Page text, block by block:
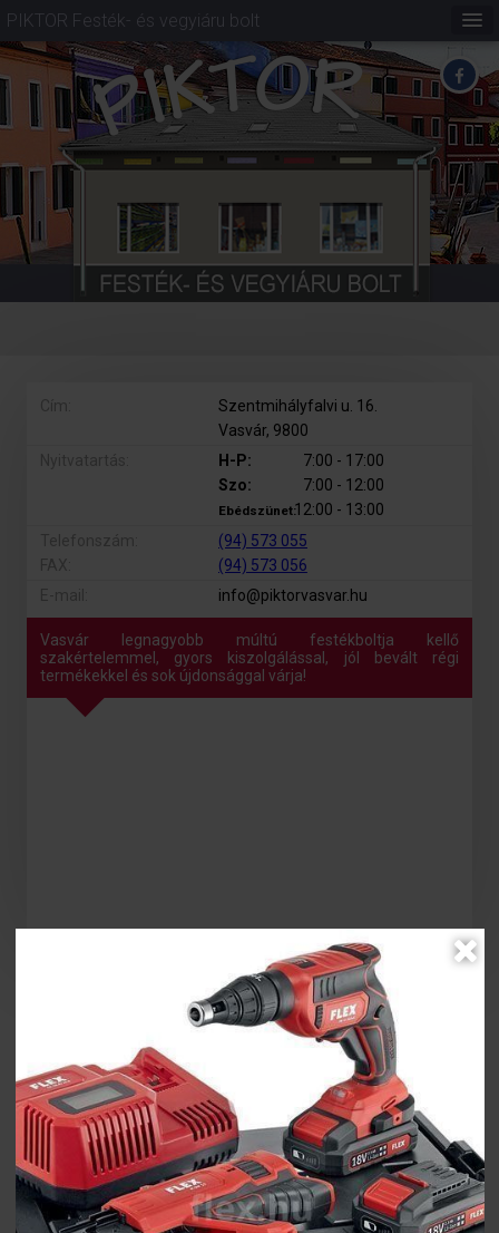
PIKTOR Festék- és vegyiáru bolt
Szentmihályfalvi u. 16.
Vasvár, 9800
H-P:
7:00 - 17:00
Szo:
7:00 - 12:00
Ebédszünet:12:00 - 13:00
(94) 573 055
(94) 573 056
info@piktorvasvar.hu
Vasvár legnagyobb múltú festékboltja kellő
szakértelemmel, gyors kiszolgálással, jól bevált régi
termékekkel és sok újdonsággal várja!
SZERSZÁM MUNKAVÉDELEM
HÍREK, ÚJDONSÁGOK/ a legfrissebb termékek,
promóciók